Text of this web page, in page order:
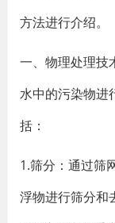
方法进行介绍。
一、物理处理技
水中的污染物进
括：
1.筛分：通过筛
浮物进行筛分和